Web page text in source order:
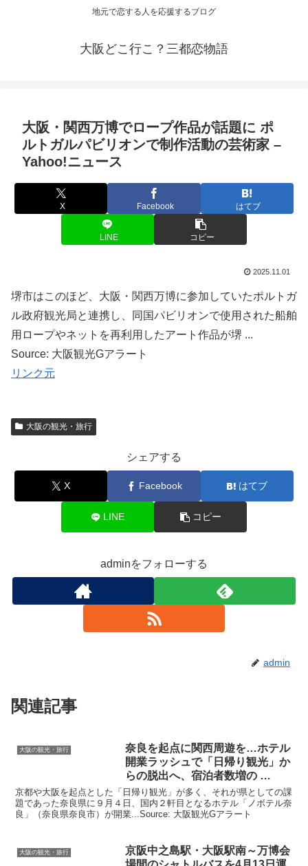
地元で恋する人を応援するブログ
大阪どこ行こ？三都恋物語
大阪 ・関西万博でロープ作品が話題に ポ
ルトガルパビリオンで制作活動の芸術家 –
Yahoo!ニュース
X Facebook はてブ
LINE コピー
2025.11.01
堺市はこのほど、大阪・関西万博に参加していたポルトガ
ル政府観光局と連携し、同国パビリオンで使用された船舶
用ロープやネットを再利用したアート作品が堺 ...
Source: 大阪観光Gアラート
リンク元
大阪の観光・旅行
シェアする
X Facebook はてブ
LINE コピー
adminをフォローする
admin
関連記事
大阪の観光・旅行
奈良を起点に関西周遊を…ホテル
開業ラッシュで「日帰り観光 」か
らの脱出へ、宿泊者数増の …
京都や大阪を起点とした「日帰り観光」が多く、それが県としての課
題であった奈良県に９月４日、国内２軒目となるホテル「ノボテル奈
良」（奈良県奈良市）が開業...Source: 大阪観光Gアラート
大阪の観光・旅行 京阪中之島駅・ 大阪駅南～万博会